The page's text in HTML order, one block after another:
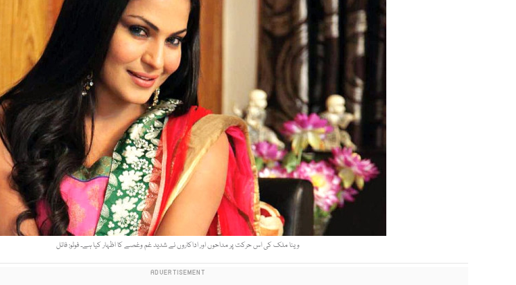
وینا ملک کی اس حرکت پر مداحوں اور اداکاروں نے شدید غم وغصے کا اظہار کیا ہے۔ فوٹو: فائل